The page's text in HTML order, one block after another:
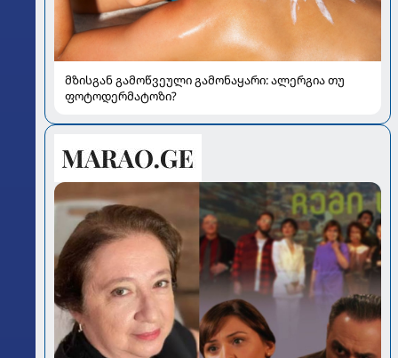
მზისგან გამოწვეული გამონაყარი: ალერგია თუ
ფოტოდერმატოზი?